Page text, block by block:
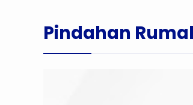
Pindahan